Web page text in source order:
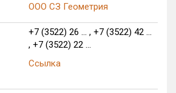
1 из 120
ООО СЗ Геометрия
+7 (3522) 26 ... , +7 (3522) 42 ...
, +7 (3522) 22 ...
Ссылка